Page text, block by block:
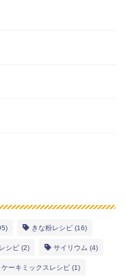
きな粉レシピ (16)
シピ (2) サイリウム (4)
ケーキミックスレシピ (1)
児食レシピ